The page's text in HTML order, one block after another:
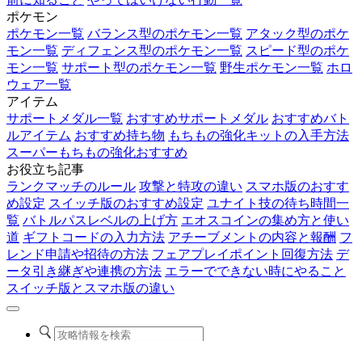
ポケモン
ポケモン一覧 バランス型のポケモン一覧 アタック型のポケ
モン一覧 ディフェンス型のポケモン一覧 スピード型のポケ
モン一覧 サポート型のポケモン一覧 野生ポケモン一覧 ホロ
ウェア一覧
アイテム
サポートメダル一覧 おすすめサポートメダル おすすめバト
ルアイテム おすすめ持ち物 もちもの強化キットの入手方法
スーパーもちもの強化おすすめ
お役立ち記事
ランクマッチのルール 攻撃と特攻の違い スマホ版のおすす
め設定 スイッチ版のおすすめ設定 ユナイト技の待ち時間一
覧 バトルパスレベルの上げ方 エオスコインの集め方と使い
道 ギフトコードの入力方法 アチーブメントの内容と報酬 フ
レンド申請や招待の方法 フェアプレイポイント回復方法 デ
ータ引き継ぎや連携の方法 エラーでできない時にやること
スイッチ版とスマホ版の違い